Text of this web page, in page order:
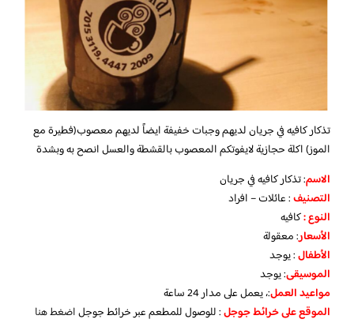
تذكار كافيه في جريان لديهم وجبات خفيفة ايضاً لديهم معصوب(فطيرة مع
الموز) اكلة حجازية لايفوتكم المعصوب بالقشطة والعسل انصح به وبشدة
الاسم: تذكار كافيه في جريان
التصنيف: عائلات – افراد
النوع :كافيه
الأسعار:معقولة
الأطفال:يوجد
الموسيقى:يوجد
مواعيد العمل:، يعمل على مدار 24 ساعة
الموقع على خرائط جوجل: للوصول للمطعم عبر خرائط جوجلاضغط هنا